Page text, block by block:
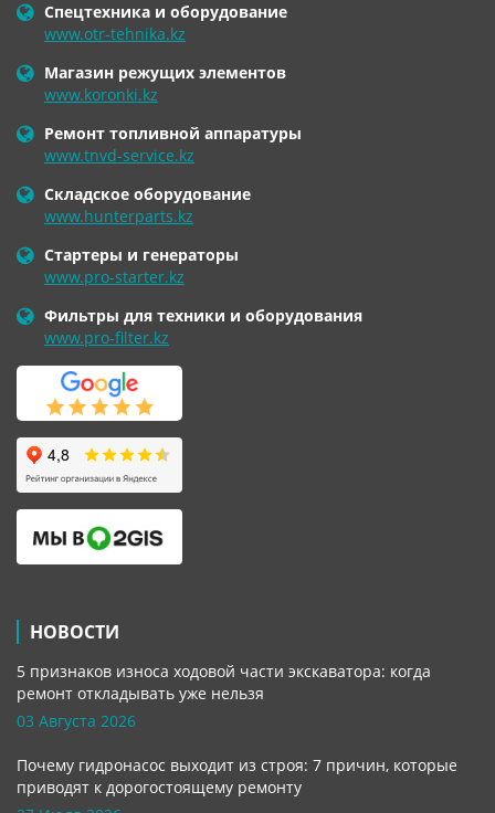
Спецтехника и оборудование
www.otr-tehnika.kz
Магазин режущих элементов
www.koronki.kz
Ремонт топливной аппаратуры
www.tnvd-service.kz
Складское оборудование
www.hunterparts.kz
Стартеры и генераторы
www.pro-starter.kz
Фильтры для техники и оборудования
www.pro-filter.kz
НОВОСТИ
5 признаков износа ходовой части экскаватора: когда
ремонт откладывать уже нельзя
03 Августа 2026
Почему гидронасос выходит из строя: 7 причин, которые
приводят к дорогостоящему ремонту